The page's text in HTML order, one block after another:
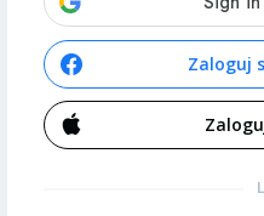
Zaloguj